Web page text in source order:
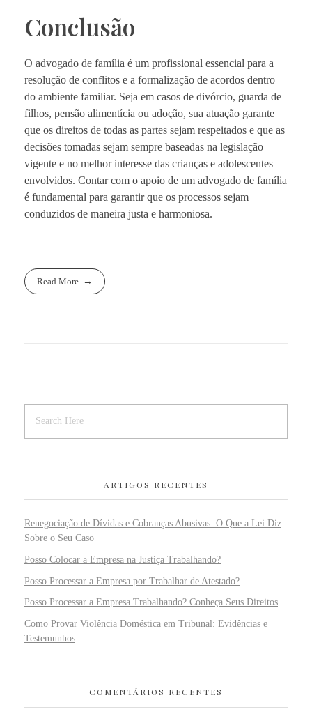
Conclusão
O advogado de família é um profissional essencial para a
resolução de conflitos e a formalização de acordos dentro
do ambiente familiar. Seja em casos de divórcio, guarda de
filhos, pensão alimentícia ou adoção, sua atuação garante
que os direitos de todas as partes sejam respeitados e que as
decisões tomadas sejam sempre baseadas na legislação
vigente e no melhor interesse das crianças e adolescentes
envolvidos. Contar com o apoio de um advogado de família
é fundamental para garantir que os processos sejam
conduzidos de maneira justa e harmoniosa.
Read More
ARTIGOS RECENTES
Renegociação de Dívidas e Cobranças Abusivas: O Que a Lei Diz
Sobre o Seu Caso
Posso Colocar a Empresa na Justiça Trabalhando?
Posso Processar a Empresa por Trabalhar de Atestado?
Posso Processar a Empresa Trabalhando? Conheça Seus Direitos
Como Provar Violência Doméstica em Tribunal: Evidências e
Testemunhos
COMENTÁRIOS RECENTES